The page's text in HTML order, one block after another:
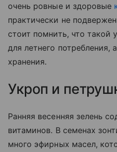
очень ровные и здоровые
практически не
стоит помнить, что такой
для летнего потребления,
хранения.
Укроп и
Ранняя весенняя зелень
витаминов. В семенах
много эфирных масел,